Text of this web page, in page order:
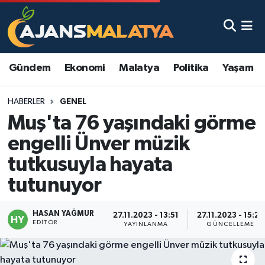
Gündem Ekonomi Malatya Politika Yaşam
HABERLER GENEL
Muş'ta 76 yaşındaki görme
engelli Ünver müzik
tutkusuyla hayata
tutunuyor
HASAN YAĞMUR
EDITÖR
27.11.2023 - 13:51
YAYINLANMA
27.11.2023 - 15:25
GÜNCELLEME
Asayiş
Eğitim
Ekonomi
Gündem
Kültür & Sanat
Magazin
Malatya Nöbetçi Eczaneler
Malatya Namaz Vakitleri
Malatya Trafik Yoğunluk Haritası
TFF 3.Lig 2.Grup Puan Durumu ve Fikstür
Tüm Manşetler
Son Dakika Haberleri
Haber Arşivi